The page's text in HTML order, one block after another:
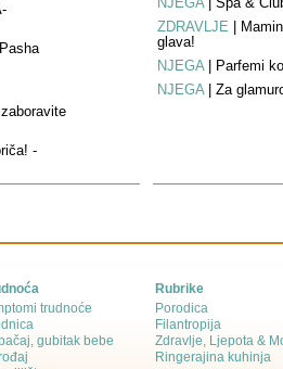
-
ZDRAVLJE
glava!
NJEGA|
Parfemi
NJEGA| Za
trudnoće
gubitak bebe
Rubrike
Porodica
Filantropija
Zdravlje, Ljepota &
Ringerajina kuhinja